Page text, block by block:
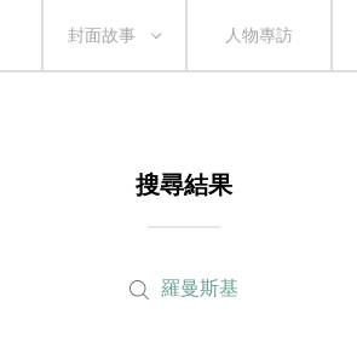
封面故事 人物專訪
搜尋結果
羅曼斯基